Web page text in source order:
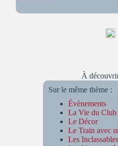
ASSOCIATIONS
À
Sur le même thème :
Évènements
La Vie du Club
Le Décor
Le Train avec
Les Inclassables